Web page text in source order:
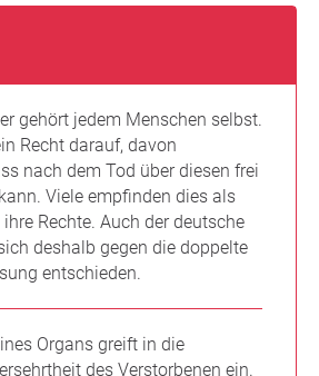
gehört jedem Menschen selbst.
Recht darauf, davon
nach dem Tod über diesen frei
Viele empfinden dies als
Rechte. Auch der deutsche
deshalb gegen die doppelte
entschieden.
Organs greift in die
des Verstorbenen ein.